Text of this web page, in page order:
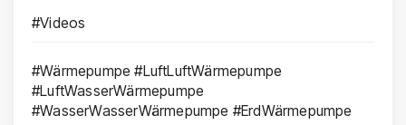
#Videos
#Wärmepumpe #LuftLuftWärmepumpe
#LuftWasserWärmepumpe
#WasserWasserWärmepumpe #ErdWärmepumpe